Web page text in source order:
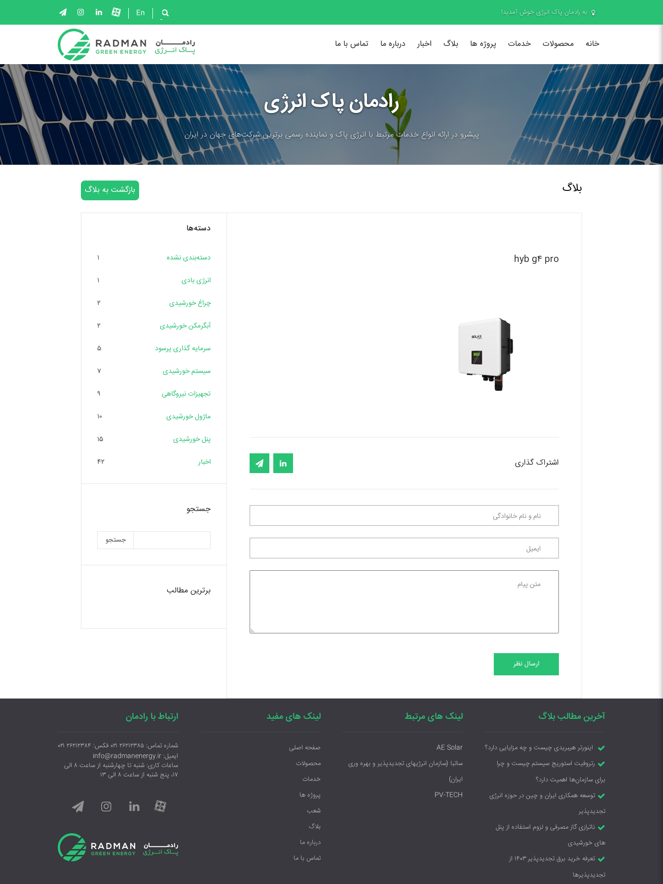
به رادمان پاک انرژی خوش آمدید! En
خانه محصولات خدمات پروژه ها بلاگ اخبار درباره ما تماس با ما
رادمان پاک انرژی
پیشرو در ارائه انواع خدمات مرتبط با انرژی پاک و نماینده رسمی برترین شرکت‌های جهان در ایران
بلاگ بازگشت به بلاگ
hyb g۴ pro
اشتراک گذاری
ارسال نظر
دسته‌ها
دسته‌بندی نشده ۱
انرژی بادی ۱
چراغ خورشیدی ۲
آبگرمکن خورشیدی ۲
سرمایه گذاری پرسود ۵
سیستم خورشیدی ۷
تجهیزات نیروگاهی ۹
ماژول خورشیدی ۱۰
پنل خورشیدی ۱۵
اخبار ۴۲
جستجو
جستجو
برترین مطالب
آخرین مطالب بلاگ
اینورتر هیبریدی چیست و چه مزایایی دارد؟
رتروفیت استوریج سیستم چیست و چرا
برای سازمان‌ها اهمیت دارد؟
توسعه همکاری ایران و چین در حوزه انرژی
تجدیدپذیر
ناترازی گاز مصرفی و لزوم استفاده از پنل
های خورشیدی
تعرفه خرید برق تجدیدپذیر ۱۴۰۳ از
تجدیدپذیرها
لینک های مرتبط
AE Solar
ساتبا (سازمان انرژیهای تجدیدپذیر و بهره وری
ایران)
PV-TECH
لینک های مفید
صفحه اصلی
محصولات
خدمات
پروژه ها
شعب
بلاگ
درباره ما
تماس با ما
ارتباط با رادمان
شماره تماس: ۲۶۲۱۲۳۸۵ ۰۲۱ فکس: ۲۶۲۱۲۳۸۴ ۰۲۱
ایمیل: info@radmanenergy.ir
ساعات کاری: شنبه تا چهارشنبه از ساعت ۸ الی
۱۷، پنج شنبه از ساعت ۸ الی ۱۳